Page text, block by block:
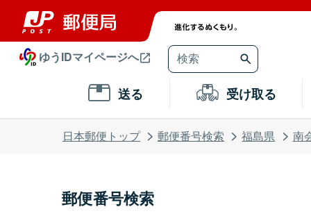
ゆうIDマイページへ
送る 受け取る
日本郵便トップ 郵便番号検索 福島県 南
郵便番号検索